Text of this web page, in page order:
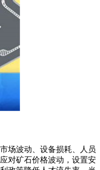
场波动、设备损耗、人员
对矿石价格波动，设置安